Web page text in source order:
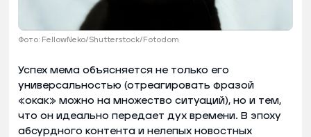
Фото: FellowNeko/Shutterstock/Fotodom
Успех мема объясняется не только его
универсальностью (отреагировать фразой
«окак» можно на множество ситуаций), но и тем,
что он идеально передает дух времени. В эпоху
абсурдного контента и нелепых новостных